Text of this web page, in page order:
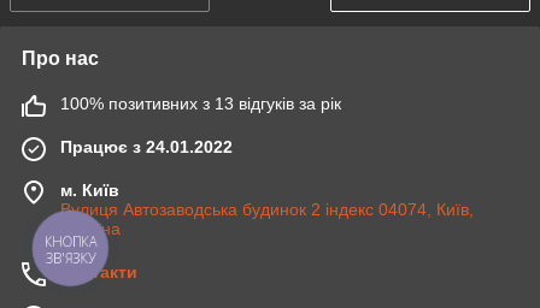
Про нас
100% позитивних з 13 відгуків за рік
Працює з 24.01.2022
м. Київ
Вулиця Автозаводська будинок 2 індекс 04074, Київ,
Україна
Контакти
КНОПКА
ЗВ'ЯЗКУ